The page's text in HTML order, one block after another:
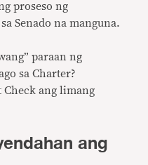
proseso ng
Senado na manguna.
paraan ng
sa Charter?
Check ang limang
ang